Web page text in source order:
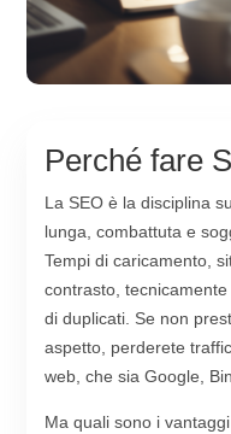
Perché fare
La SEO è la disciplina
lunga, combattuta e
Tempi di caricamento,
contrasto,
di duplicati. Se non
aspetto, perderete
web, che sia Google,
Ma quali sono i